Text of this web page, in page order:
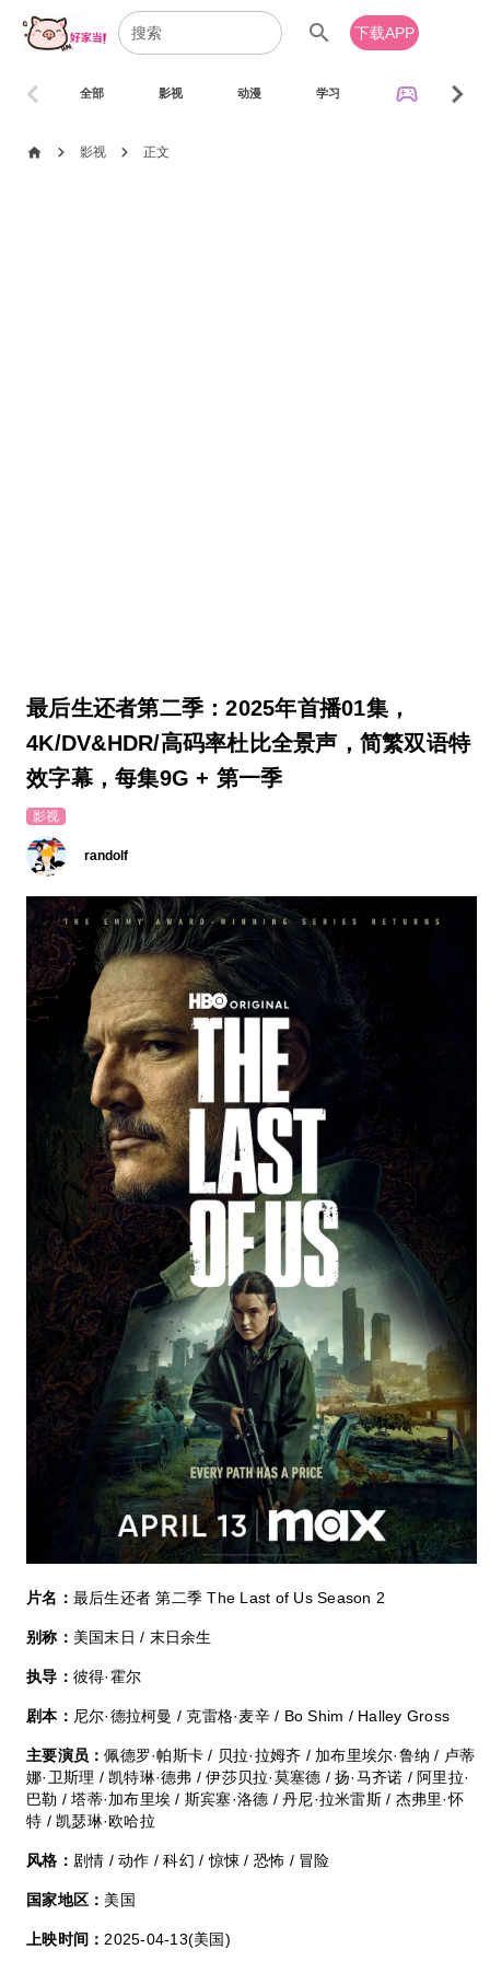
search 下载APP
全部 影视 动漫 学习 sports_esports
chevron_left chevron_right
home chevron_right 影视 chevron_right 正文
最后生还者第二季：2025年首播01集，
4K/DV&HDR/高码率杜比全景声，简繁双语特
效字幕，每集9G + 第一季
影视
randolf
片名： 最后生还者 第二季 The Last of Us Season 2
别称： 美国末日 / 末日余生
执导： 彼得·霍尔
剧本： 尼尔·德拉柯曼 / 克雷格·麦辛 / Bo Shim / Halley Gross
主要演员：佩德罗·帕斯卡 / 贝拉·拉姆齐 / 加布里埃尔·鲁纳 / 卢蒂
娜·卫斯理 / 凯特琳·德弗 / 伊莎贝拉·莫塞德 / 扬·马齐诺 / 阿里拉·
巴勒 / 塔蒂·加布里埃 / 斯宾塞·洛德 / 丹尼·拉米雷斯 / 杰弗里·怀
特 / 凯瑟琳·欧哈拉
风格： 剧情 / 动作 / 科幻 / 惊悚 / 恐怖 / 冒险
国家地区： 美国
上映时间： 2025-04-13(美国)